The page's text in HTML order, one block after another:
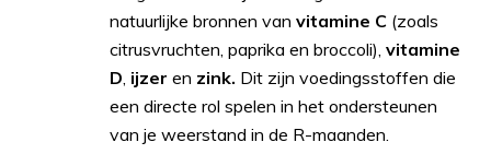
natuurlijke bronnen van vitamine C (zoals
citrusvruchten, paprika en broccoli), vitamine
D ijzer en zink. Dit zijn voedingsstoffen die
een directe rol spelen in het ondersteunen
van je weerstand in de R-maanden.